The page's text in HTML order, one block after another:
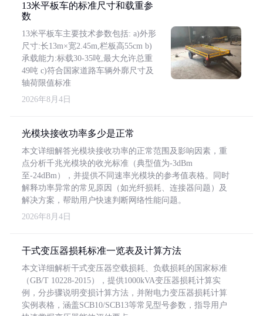
13米平板车的标准尺寸和载重参
数
13米平板车主要技术参数包括: a)外形
尺寸:长13m×宽2.45m,栏板高55cm b)
承载能力:标载30-35吨,最大允许总重
49吨 c)符合国家道路车辆外廓尺寸及
轴荷限值标准
2026年8月4日
光模块接收功率多少是正常
本文详细解答光模块接收功率的正常范围及影响因素，重
点分析千兆光模块的收光标准（典型值为-3dBm
至-24dBm），并提供不同速率光模块的参考值表格。同时
解释功率异常的常见原因（如光纤损耗、连接器问题）及
解决方案，帮助用户快速判断网络性能问题。
2026年8月4日
干式变压器损耗标准一览表及计算方法
本文详细解析干式变压器空载损耗、负载损耗的国家标准
（GB/T 10228-2015），提供1000kVA变压器损耗计算实
例，分步骤说明变损计算方法，并附电力变压器损耗计算
实例表格，涵盖SCB10/SCB13等常见型号参数，指导用户